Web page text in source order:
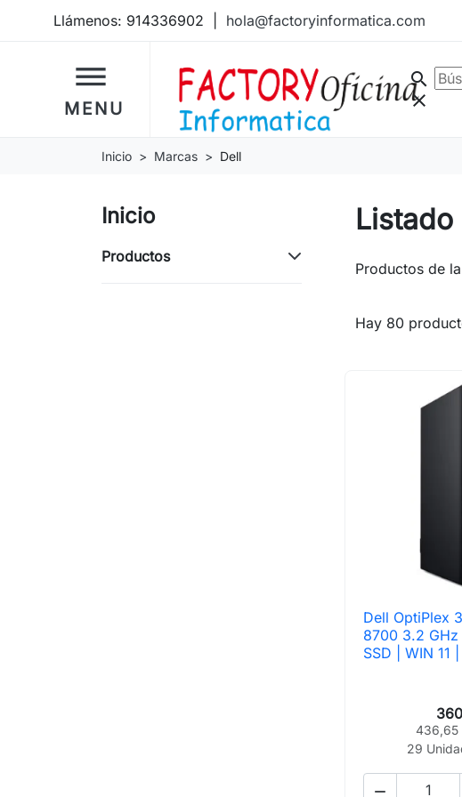
Llámenos: 914336902 hola@factoryinformatica.com
dehaze
MENU
search
clear
Inicio Marcas Dell
Inicio
Productos
Productos de
Hay 80

Dell OptiPlex
8700 3.2
SSD | WIN 11
436,65
29
